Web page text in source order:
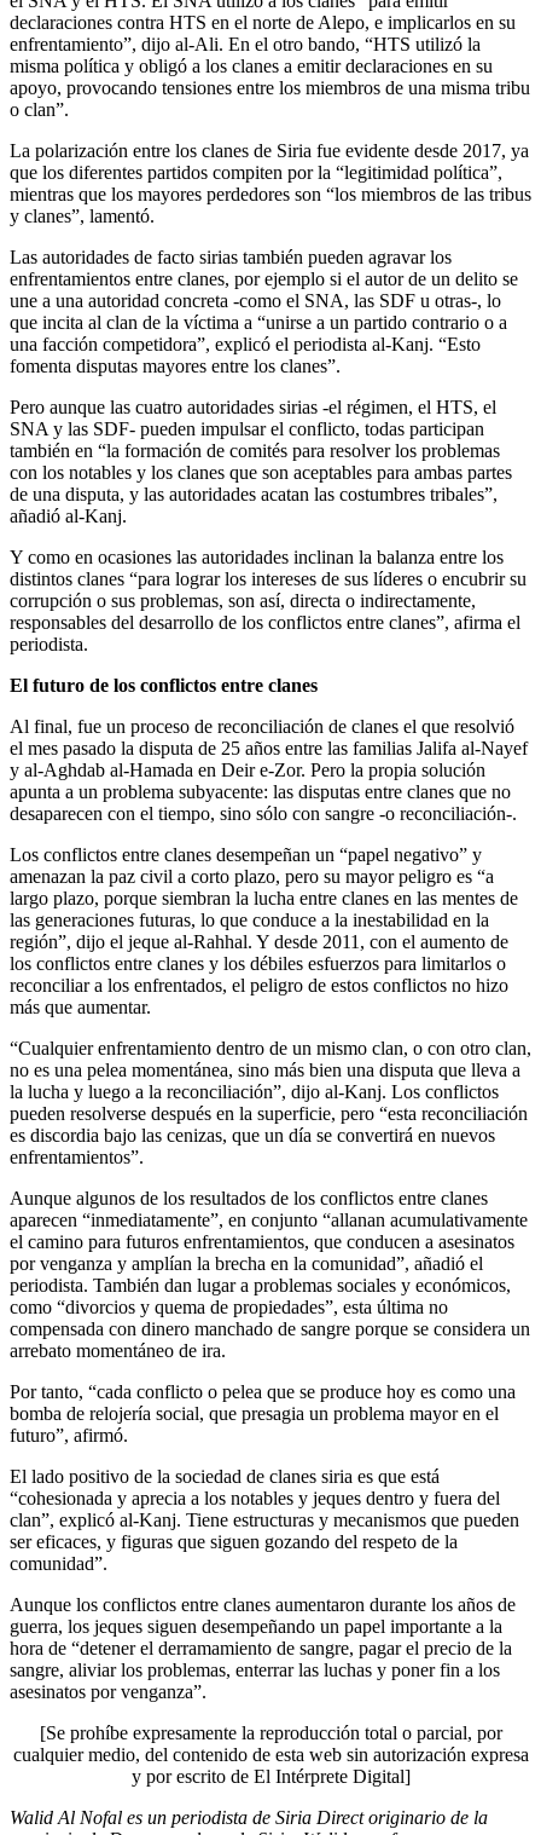
declaraciones contra HTS en el norte de Alepo, e implicarlos en su
enfrentamiento”, dijo al-Ali. En el otro bando, “HTS utilizó la
misma política y obligó a los clanes a emitir declaraciones en su
apoyo, provocando tensiones entre los miembros de una misma tribu
o clan”.
La polarización entre los clanes de Siria fue evidente desde 2017, ya
que los diferentes partidos compiten por la “legitimidad política”,
mientras que los mayores perdedores son “los miembros de las tribus
y clanes”, lamentó.
Las autoridades de facto sirias también pueden agravar los
enfrentamientos entre clanes, por ejemplo si el autor de un delito se
une a una autoridad concreta -como el SNA, las SDF u otras-, lo
que incita al clan de la víctima a “unirse a un partido contrario o a
una facción competidora”, explicó el periodista al-Kanj. “Esto
fomenta disputas mayores entre los clanes”.
Pero aunque las cuatro autoridades sirias -el régimen, el HTS, el
SNA y las SDF- pueden impulsar el conflicto, todas participan
también en “la formación de comités para resolver los problemas
con los notables y los clanes que son aceptables para ambas partes
de una disputa, y las autoridades acatan las costumbres tribales”,
añadió al-Kanj.
Y como en ocasiones las autoridades inclinan la balanza entre los
distintos clanes “para lograr los intereses de sus líderes o encubrir su
corrupción o sus problemas, son así, directa o indirectamente,
responsables del desarrollo de los conflictos entre clanes”, afirma el
periodista.
El futuro de los conflictos entre clanes
Al final, fue un proceso de reconciliación de clanes el que resolvió
el mes pasado la disputa de 25 años entre las familias Jalifa al-Nayef
y al-Aghdab al-Hamada en Deir e-Zor. Pero la propia solución
apunta a un problema subyacente: las disputas entre clanes que no
desaparecen con el tiempo, sino sólo con sangre -o reconciliación-.
Los conflictos entre clanes desempeñan un “papel negativo” y
amenazan la paz civil a corto plazo, pero su mayor peligro es “a
largo plazo, porque siembran la lucha entre clanes en las mentes de
las generaciones futuras, lo que conduce a la inestabilidad en la
región”, dijo el jeque al-Rahhal. Y desde 2011, con el aumento de
los conflictos entre clanes y los débiles esfuerzos para limitarlos o
reconciliar a los enfrentados, el peligro de estos conflictos no hizo
más que aumentar.
“Cualquier enfrentamiento dentro de un mismo clan, o con otro clan,
no es una pelea momentánea, sino más bien una disputa que lleva a
la lucha y luego a la reconciliación”, dijo al-Kanj. Los conflictos
pueden resolverse después en la superficie, pero “esta reconciliación
es discordia bajo las cenizas, que un día se convertirá en nuevos
enfrentamientos”.
Aunque algunos de los resultados de los conflictos entre clanes
aparecen “inmediatamente”, en conjunto “allanan acumulativamente
el camino para futuros enfrentamientos, que conducen a asesinatos
por venganza y amplían la brecha en la comunidad”, añadió el
periodista. También dan lugar a problemas sociales y económicos,
como “divorcios y quema de propiedades”, esta última no
compensada con dinero manchado de sangre porque se considera un
arrebato momentáneo de ira.
Por tanto, “cada conflicto o pelea que se produce hoy es como una
bomba de relojería social, que presagia un problema mayor en el
futuro”, afirmó.
El lado positivo de la sociedad de clanes siria es que está
“cohesionada y aprecia a los notables y jeques dentro y fuera del
clan”, explicó al-Kanj. Tiene estructuras y mecanismos que pueden
ser eficaces, y figuras que siguen gozando del respeto de la
comunidad”.
Aunque los conflictos entre clanes aumentaron durante los años de
guerra, los jeques siguen desempeñando un papel importante a la
hora de “detener el derramamiento de sangre, pagar el precio de la
sangre, aliviar los problemas, enterrar las luchas y poner fin a los
asesinatos por venganza”.
[Se prohíbe expresamente la reproducción total o parcial, por
cualquier medio, del contenido de esta web sin autorización expresa
y por escrito de El Intérprete Digital]
Walid Al Nofal es un periodista de Siria Direct originario de la